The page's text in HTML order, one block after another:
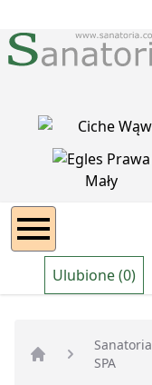
Ulubione (0)
Strona główna
Sanatoria
SPA